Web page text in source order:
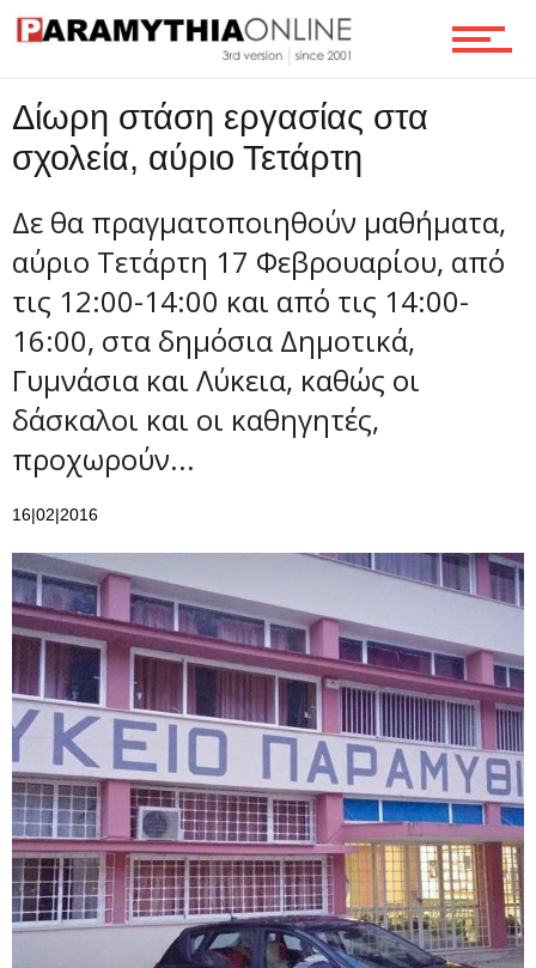
Τεχνολογία
Δίωρη στάση εργασίας στα
σχολεία, αύριο Τετάρτη
Δε θα πραγματοποιηθούν μαθήματα,
αύριο Τετάρτη 17 Φεβρουαρίου, από
τις 12:00-14:00 και από τις 14:00-
16:00, στα δημόσια Δημοτικά,
Γυμνάσια και Λύκεια, καθώς οι
δάσκαλοι και οι καθηγητές,
προχωρούν...
16|02|2016